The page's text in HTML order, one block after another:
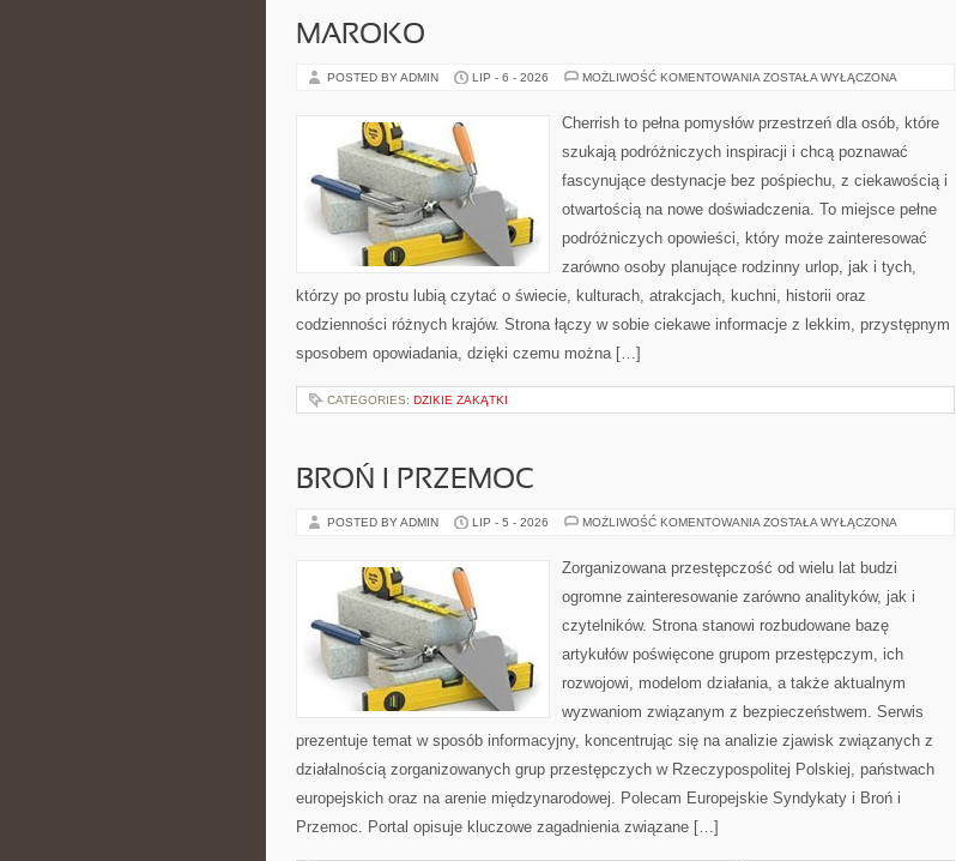
MAROKO
POSTED BY ADMIN LIP - 6 - 2026 MOŻLIWOŚĆ KOMENTOWANIA MAROKO
ZOSTAŁA WYŁĄCZONA
Cherrish to pełna pomysłów przestrzeń dla osób, które
szukają podróżniczych inspiracji i chcą poznawać
fascynujące destynacje bez pośpiechu, z ciekawością i
otwartością na nowe doświadczenia. To miejsce pełne
podróżniczych opowieści, który może zainteresować
zarówno osoby planujące rodzinny urlop, jak i tych,
którzy po prostu lubią czytać o świecie, kulturach, atrakcjach, kuchni, historii oraz
codzienności różnych krajów. Strona łączy w sobie ciekawe informacje z lekkim, przystępnym
sposobem opowiadania, dzięki czemu można […]
CATEGORIES: DZIKIE ZAKĄTKI
BROŃ I PRZEMOC
POSTED BY ADMIN LIP - 5 - 2026 MOŻLIWOŚĆ KOMENTOWANIA BROŃ
ZOSTAŁA WYŁĄCZONA
Zorganizowana przestępczość od wielu lat budzi
ogromne zainteresowanie zarówno analityków, jak i
czytelników. Strona stanowi rozbudowane bazę
artykułów poświęcone grupom przestępczym, ich
rozwojowi, modelom działania, a także aktualnym
wyzwaniom związanym z bezpieczeństwem. Serwis
prezentuje temat w sposób informacyjny, koncentrując się na analizie zjawisk związanych z
działalnością zorganizowanych grup przestępczych w Rzeczypospolitej Polskiej, państwach
europejskich oraz na arenie międzynarodowej. Polecam Europejskie Syndykaty i Broń i
Przemoc. Portal opisuje kluczowe zagadnienia związane […]